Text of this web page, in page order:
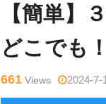
【簡単】
どこでも
661 Views 2024-7-